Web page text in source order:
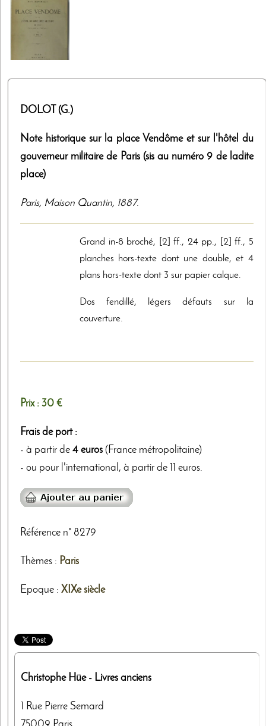
DOLOT (G.)
Note historique sur la place Vendôme et sur l'hôtel du
gouverneur militaire de Paris (sis au numéro 9 de ladite
place)
Paris, Maison Quantin, 1887.
Grand in-8 broché, [2] ff., 24 pp., [2] ff., 5
planches hors-texte dont une double, et 4
plans hors-texte dont 3 sur papier calque.
Dos fendillé, légers défauts sur la
couverture.
Prix : 30 €
Frais de port :
- à partir de 4 euros (France métropolitaine)
- ou pour l'international, à partir de 11 euros.
Référence n° 8279
Thèmes : Paris
Epoque : XIXe siècle
Christophe Hüe- Livres anciens
1 Rue Pierre Semard